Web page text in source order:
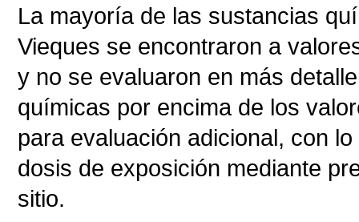
La mayoría de las sustancias
Vieques se encontraron a
y no se evaluaron en más
químicas por encima de los
para evaluación adicional, con
dosis de exposición mediante
sitio.